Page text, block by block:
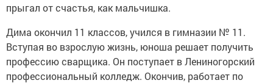
прыгал от счастья, как мальчишка.
Дима окончил 11 классов, учился в гимназии № 11.
Вступая во взрослую жизнь, юноша решает получить
профессию сварщика. Он поступает в Лениногорский
профессиональный колледж. Окончив, работает по